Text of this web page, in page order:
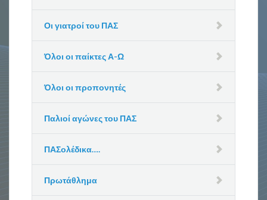
Οι γιατροί του ΠΑΣ
Όλοι οι παίκτες Α-Ω
Όλοι οι προπονητές
Παλιοί αγώνες του ΠΑΣ
ΠΑΣολέδικα….
Πρωτάθλημα